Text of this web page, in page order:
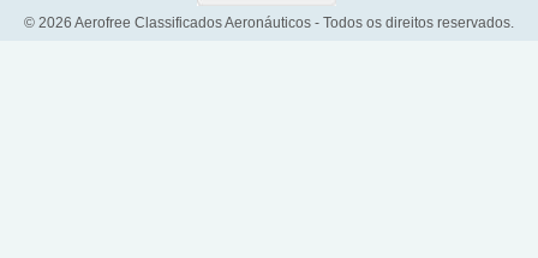
© 2026 Aerofree Classificados Aeronáuticos - Todos os direitos reservados.